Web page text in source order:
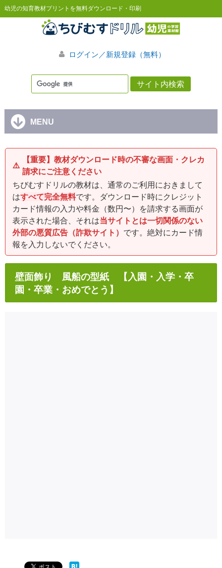
幼児の知育教材プリントを無料ダウンロード・印刷
ログイン／新規登録（無料）
MENU
⚠️
【重要】教材ダウンロード時の不審な画面・クレカ
請求にご注意ください
ちびむすドリルの教材は、通常のご利用におきまして
はすべて完全無料です。ダウンロード時にクレジット
カード情報の入力や料金（数円〜）を請求する画面が
表示された場合、それは当サイトとは一切関係のない
外部の悪質広告（詐欺サイト） です。絶対にカード情
報を入力しないでください。
壁面飾り 風船の型紙 【入園・入学・卒
園・卒業・おめでとう】